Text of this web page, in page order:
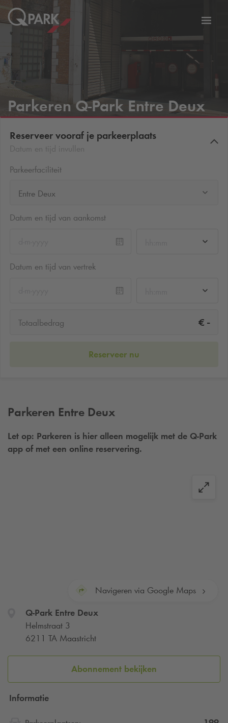
Parkeren Q-Park Entre Deux
Reserveer vooraf je parkeerplaats
Parkeerfaciliteit
Entre Deux
Datum en tijd van aankomst
Datum en tijd van vertrek
Totaalbedrag € -
Reserveer nu
Parkeren Entre Deux
Let op: Parkeren is hier alleen mogelijk met de Q-Park
app of met een online reservering.
Navigeren via Google Maps
Q-ParkEntre Deux
Helmstraat 3
6211 TA Maastricht
Abonnement bekijken
Informatie